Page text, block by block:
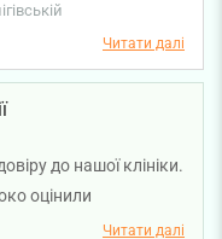
Читати далі
до нашої клініки.
оцінили
Атаманенко, їїЧитати далі